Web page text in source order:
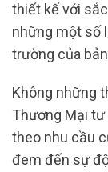
thiết kế với
những một số
trường của
Không những
Thương Mại tư
theo nhu cầu
đem đến sự